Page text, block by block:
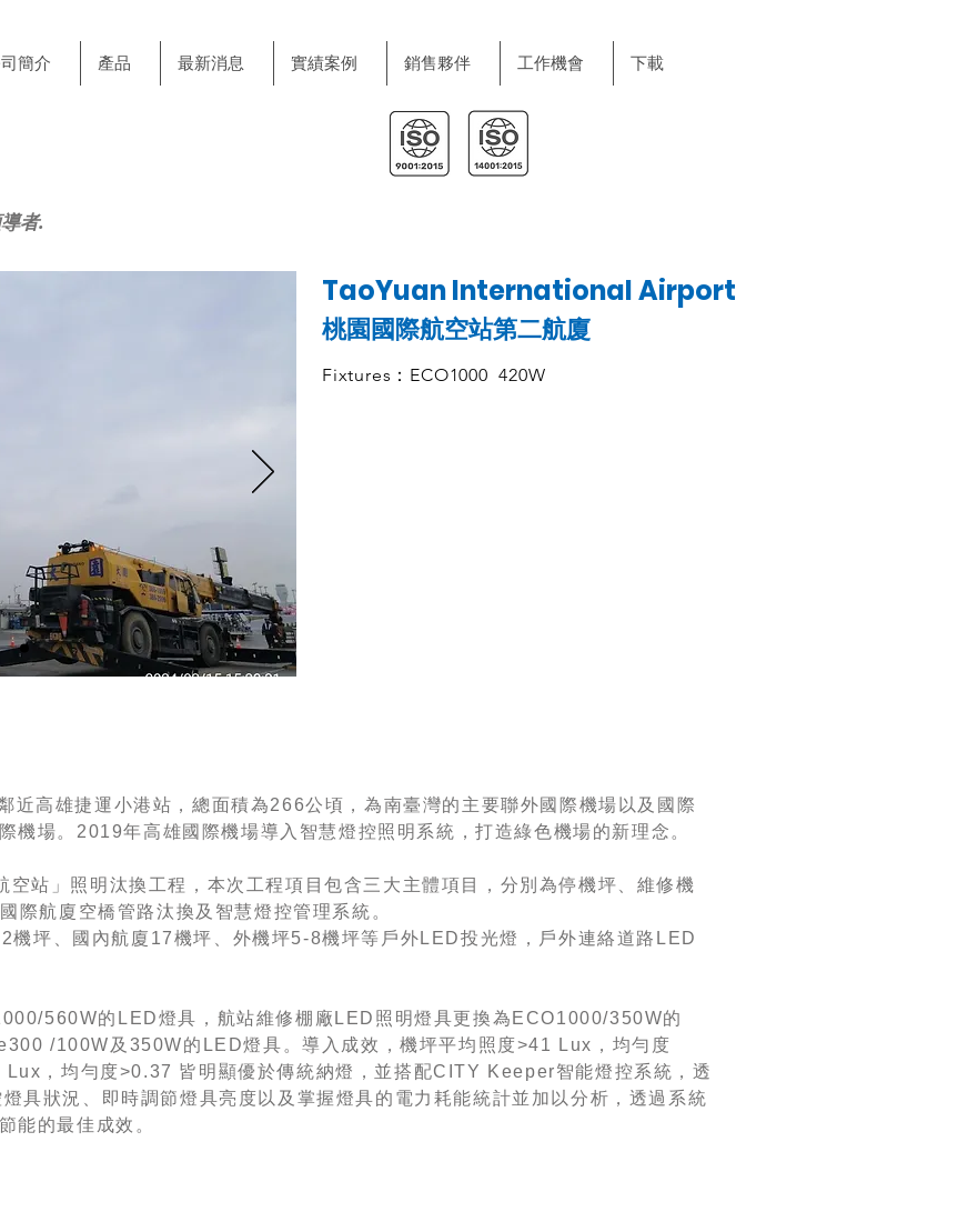
簡介 產品 最新消息 實績案例 銷售夥伴 工作機會 下載
者.
TaoYuan International Airport
桃園國際航空站第二航廈
Fixtures：ECO1000 420W
近高雄捷運小港站，總面積為266公頃，為南臺灣的主要聯外國際機場以及國際
機場。2019年高雄國際機場導入智慧燈控照明系統，打造綠色機場的新理念。
站」照明汰換工程，本次工程項目包含三大主體項目，分別為停機坪、維修機
際航廈空橋管路汰換及智慧燈控管理系統。
機坪、國內航廈17機坪、外機坪5-8機坪等戶外LED投光燈，戶外連絡道路LED
560W的LED燈具，航站維修棚廠LED照明燈具更換為ECO1000/350W的
/100W及350W的LED燈具。導入成效，機坪平均照度>41 Lux，均勻度
，均勻度>0.37 皆明顯優於傳統納燈，並搭配CITY Keeper智能燈控系統，透
具狀況、即時調節燈具亮度以及掌握燈具的電力耗能統計並加以分析，透過系統
能的最佳成效。